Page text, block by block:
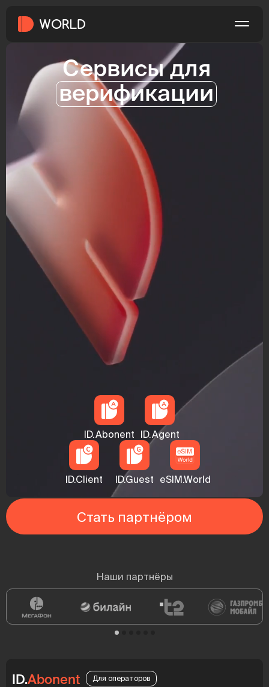
Сервисы для
верификации
ID.Abonent ID.Agent
ID.Client ID.Guest eSIM.World
Стать партнёром
Наши партнёры
ID.Abonent Для операторов